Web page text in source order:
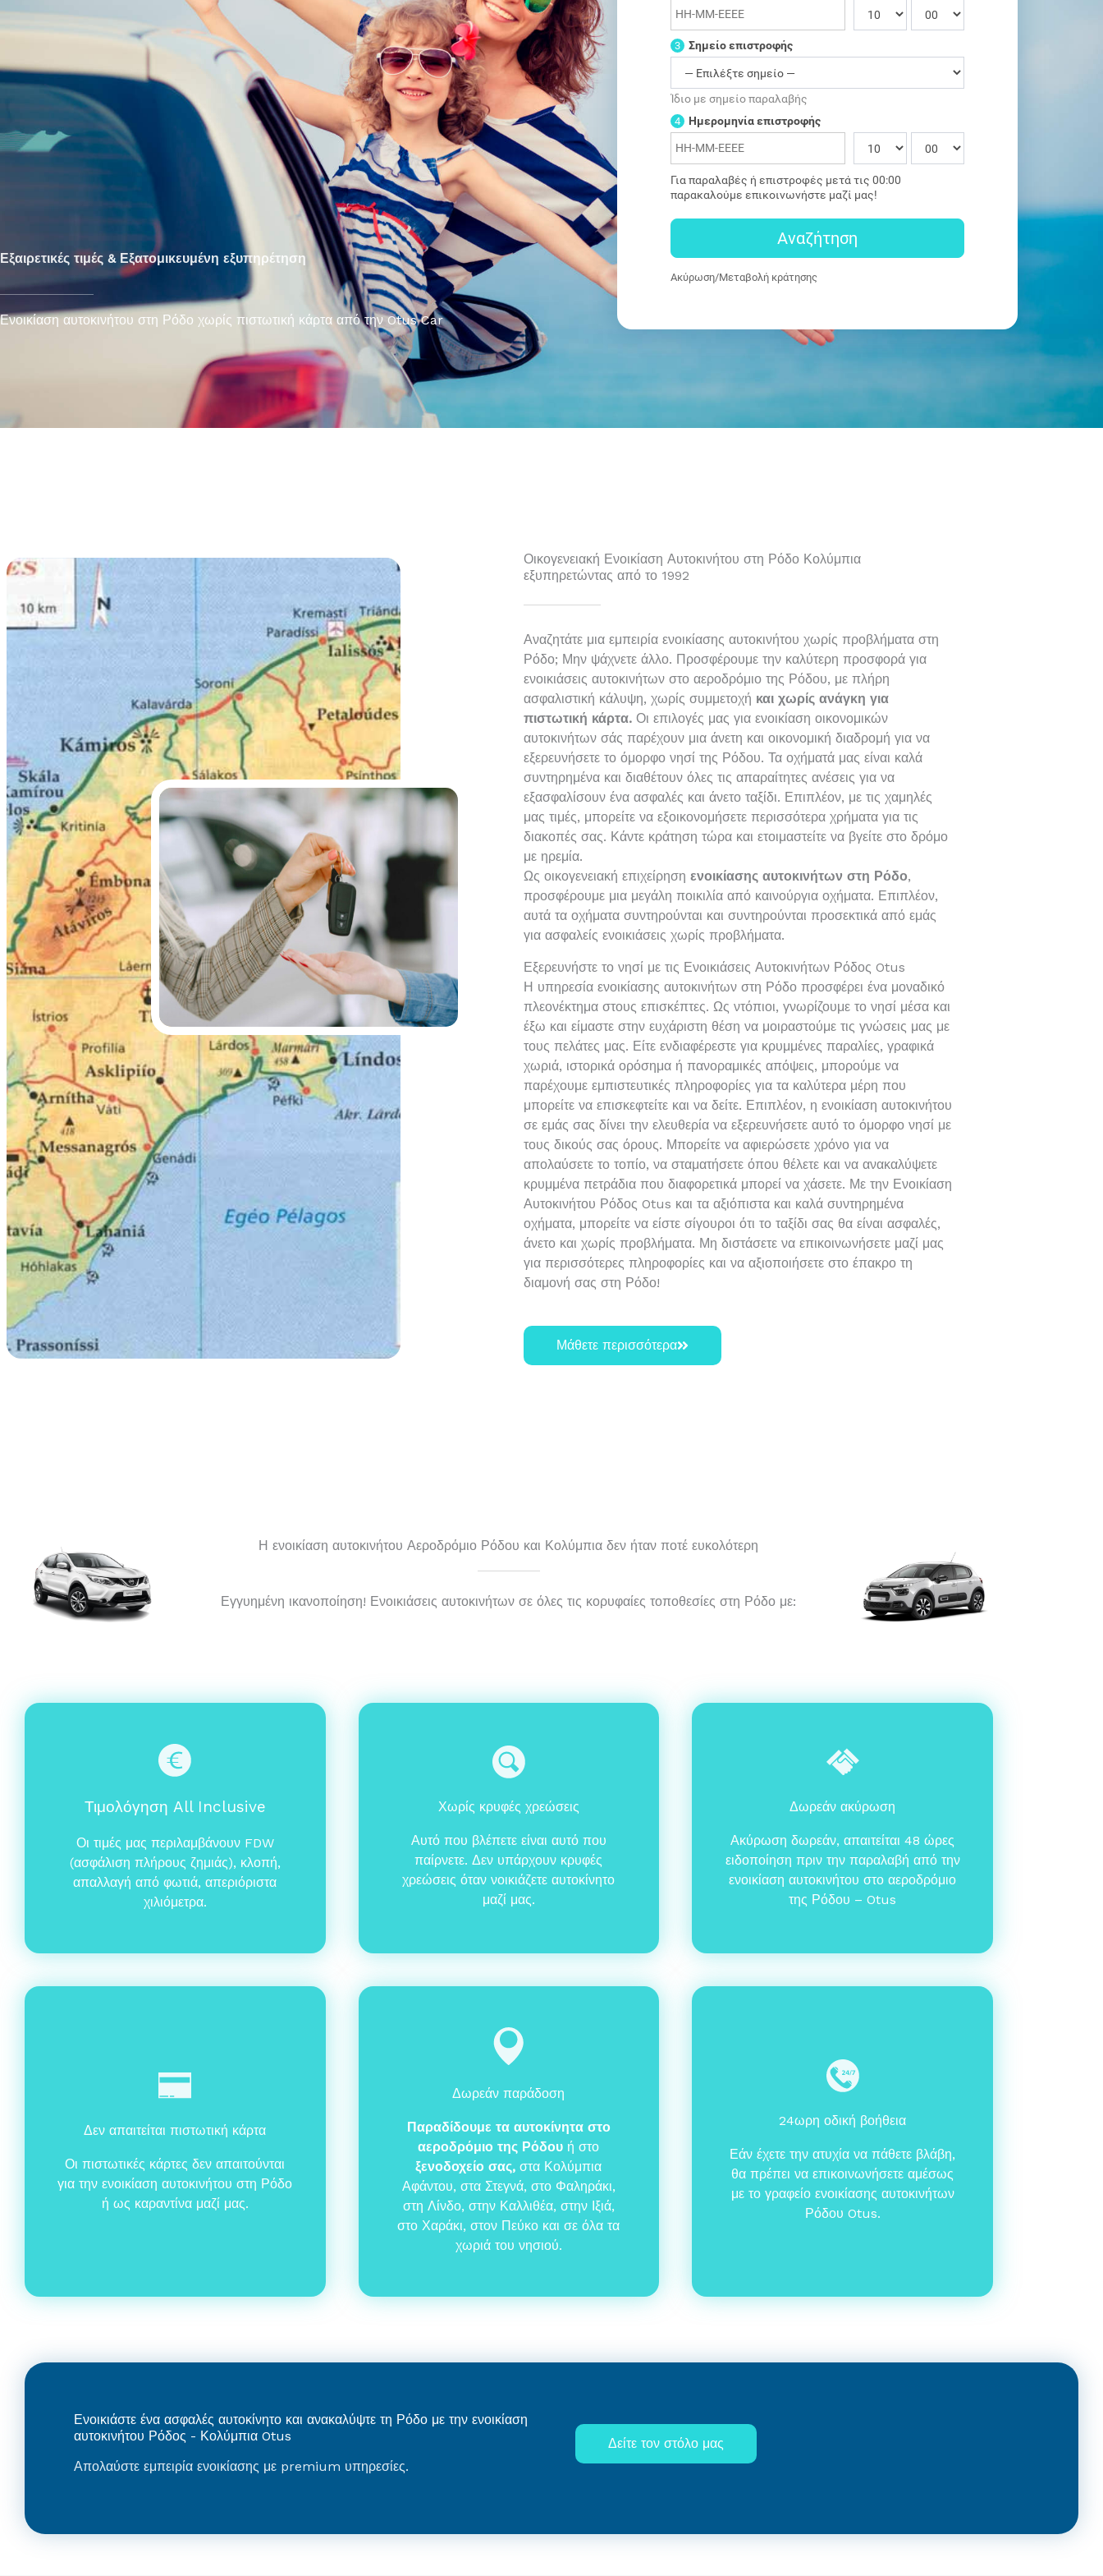
Εξαιρετικές τιμές & Εξατομικευμένη εξυπηρέτηση
Ενοικίαση αυτοκινήτου στη Ρόδο χωρίς πιστωτική κάρτα από την Otus Car
3 Σημείο επιστροφής
Ίδιο με σημείο παραλαβής
4 Ημερομηνία επιστροφής
Για παραλαβές ή επιστροφές μετά τις 00:00
παρακαλούμε επικοινωνήστε μαζί μας!
Αναζήτηση
Ακύρωση/Μεταβολή κράτησης
Οικογενειακή Ενοικίαση Αυτοκινήτου στη Ρόδο Κολύμπια
εξυπηρετώντας από το 1992
Αναζητάτε μια εμπειρία ενοικίασης αυτοκινήτου χωρίς προβλήματα στη
Ρόδο; Μην ψάχνετε άλλο. Προσφέρουμε την καλύτερη προσφορά για
ενοικιάσεις αυτοκινήτων στο αεροδρόμιο της Ρόδου, με πλήρη
ασφαλιστική κάλυψη, χωρίς συμμετοχή και χωρίς ανάγκη για
πιστωτική κάρτα. Οι επιλογές μας για ενοικίαση οικονομικών
αυτοκινήτων σάς παρέχουν μια άνετη και οικονομική διαδρομή για να
εξερευνήσετε το όμορφο νησί της Ρόδου. Τα οχήματά μας είναι καλά
συντηρημένα και διαθέτουν όλες τις απαραίτητες ανέσεις για να
εξασφαλίσουν ένα ασφαλές και άνετο ταξίδι. Επιπλέον, με τις χαμηλές
μας τιμές, μπορείτε να εξοικονομήσετε περισσότερα χρήματα για τις
διακοπές σας. Κάντε κράτηση τώρα και ετοιμαστείτε να βγείτε στο δρόμο
με ηρεμία.
Ως οικογενειακή επιχείρηση ενοικίασης αυτοκινήτων στη Ρόδο,
προσφέρουμε μια μεγάλη ποικιλία από καινούργια οχήματα. Επιπλέον,
αυτά τα οχήματα συντηρούνται και συντηρούνται προσεκτικά από εμάς
για ασφαλείς ενοικιάσεις χωρίς προβλήματα.
Εξερευνήστε το νησί με τις Ενοικιάσεις Αυτοκινήτων Ρόδος Otus
Η υπηρεσία ενοικίασης αυτοκινήτων στη Ρόδο προσφέρει ένα μοναδικό
πλεονέκτημα στους επισκέπτες. Ως ντόπιοι, γνωρίζουμε το νησί μέσα και
έξω και είμαστε στην ευχάριστη θέση να μοιραστούμε τις γνώσεις μας με
τους πελάτες μας. Είτε ενδιαφέρεστε για κρυμμένες παραλίες, γραφικά
χωριά, ιστορικά ορόσημα ή πανοραμικές απόψεις, μπορούμε να
παρέχουμε εμπιστευτικές πληροφορίες για τα καλύτερα μέρη που
μπορείτε να επισκεφτείτε και να δείτε. Επιπλέον, η ενοικίαση αυτοκινήτου
σε εμάς σας δίνει την ελευθερία να εξερευνήσετε αυτό το όμορφο νησί με
τους δικούς σας όρους. Μπορείτε να αφιερώσετε χρόνο για να
απολαύσετε το τοπίο, να σταματήσετε όπου θέλετε και να ανακαλύψετε
κρυμμένα πετράδια που διαφορετικά μπορεί να χάσετε. Με την Ενοικίαση
Αυτοκινήτου Ρόδος Otus και τα αξιόπιστα και καλά συντηρημένα
οχήματα, μπορείτε να είστε σίγουροι ότι το ταξίδι σας θα είναι ασφαλές,
άνετο και χωρίς προβλήματα. Μη διστάσετε να επικοινωνήσετε μαζί μας
για περισσότερες πληροφορίες και να αξιοποιήσετε στο έπακρο τη
διαμονή σας στη Ρόδο!
Μάθετε περισσότερα
Η ενοικίαση αυτοκινήτου Αεροδρόμιο Ρόδου και Κολύμπια δεν ήταν ποτέ ευκολότερη
Εγγυημένη ικανοποίηση! Ενοικιάσεις αυτοκινήτων σε όλες τις κορυφαίες τοποθεσίες στη Ρόδο με:
Τιμολόγηση All Inclusive
Οι τιμές μας περιλαμβάνουν FDW
(ασφάλιση πλήρους ζημιάς), κλοπή,
απαλλαγή από φωτιά, απεριόριστα
χιλιόμετρα.
Χωρίς κρυφές χρεώσεις
Αυτό που βλέπετε είναι αυτό που
παίρνετε. Δεν υπάρχουν κρυφές
χρεώσεις όταν νοικιάζετε αυτοκίνητο
μαζί μας.
Δωρεάν ακύρωση
Ακύρωση δωρεάν, απαιτείται 48 ώρες
ειδοποίηση πριν την παραλαβή από την
ενοικίαση αυτοκινήτου στο αεροδρόμιο
της Ρόδου – Otus
Δεν απαιτείται πιστωτική κάρτα
Οι πιστωτικές κάρτες δεν απαιτούνται
για την ενοικίαση αυτοκινήτου στη Ρόδο
ή ως καραντίνα μαζί μας.
Δωρεάν παράδοση
Παραδίδουμε τα αυτοκίνητα στο
αεροδρόμιο της Ρόδου ή στο
ξενοδοχείο σας, στα Κολύμπια
Αφάντου, στα Στεγνά, στο Φαληράκι,
στη Λίνδο, στην Καλλιθέα, στην Ιξιά,
στο Χαράκι, στον Πεύκο και σε όλα τα
χωριά του νησιού.
24ωρη οδική βοήθεια
Εάν έχετε την ατυχία να πάθετε βλάβη,
θα πρέπει να επικοινωνήσετε αμέσως
με το γραφείο ενοικίασης αυτοκινήτων
Ρόδου Otus.
Ενοικιάστε ένα ασφαλές αυτοκίνητο και ανακαλύψτε τη Ρόδο με την ενοικίαση
αυτοκινήτου Ρόδος - Κολύμπια Otus
Απολαύστε εμπειρία ενοικίασης με premium υπηρεσίες.
Δείτε τον στόλο μας